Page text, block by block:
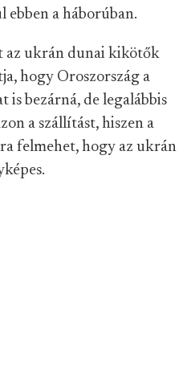
a háborúban.
az ukrán dunai kikötők
hogy Oroszország a
bezárná, de legalábbis
a szállítást, hiszen a
felmehet, hogy az ukrán